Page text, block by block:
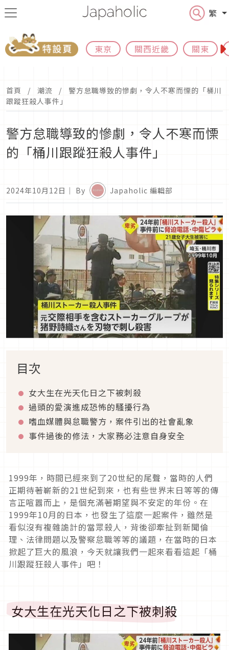
繁
東京 關西近畿 關東
首頁 潮流
警方怠職導致的慘劇，令人不寒而慄的「桶川
跟蹤狂殺人事件」
警方怠職導致的慘劇，令人不寒而慄
的「桶川跟蹤狂殺人事件」
2024年10月12日 ｜ By Japaholic 編輯部
目次
女大生在光天化日之下被刺殺
過頭的愛演進成恐怖的騷擾行為
嗜血媒體與怠職警方，案件引出的社會亂象
事件過後的修法，大家務必注意自身安全
1999年，時間已經來到了20世紀的尾聲，當時的人們
正期待著嶄新的21世紀到來，也有些世界末日等等的傳
言正喧囂而上，是個充滿著期望與不安定的年份。在
1999年10月的日本，也發生了這麼一起案件，雖然是
看似沒有複雜詭計的當眾殺人，背後卻牽扯到新聞倫
理、法律問題以及警察怠職等等的議題，在當時的日本
掀起了巨大的風浪，今天就讓我們一起來看看這起「桶
川跟蹤狂殺人事件」吧！
女大生在光天化日之下被刺殺